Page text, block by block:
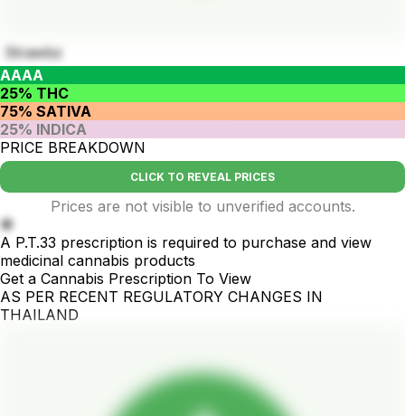
Strawbz
AAAA
25% THC
75% SATIVA
25% INDICA
PRICE BREAKDOWN
CLICK TO REVEAL PRICES
Prices are not visible to unverified accounts.
🍓
A P.T.33 prescription is required to purchase and view
medicinal cannabis products
Get a Cannabis Prescription To View
AS PER RECENT REGULATORY CHANGES IN
THAILAND